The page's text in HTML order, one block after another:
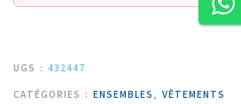
UGS : 432447
CATÉGORIES : ENSEMBLES , VÊTEMENTS